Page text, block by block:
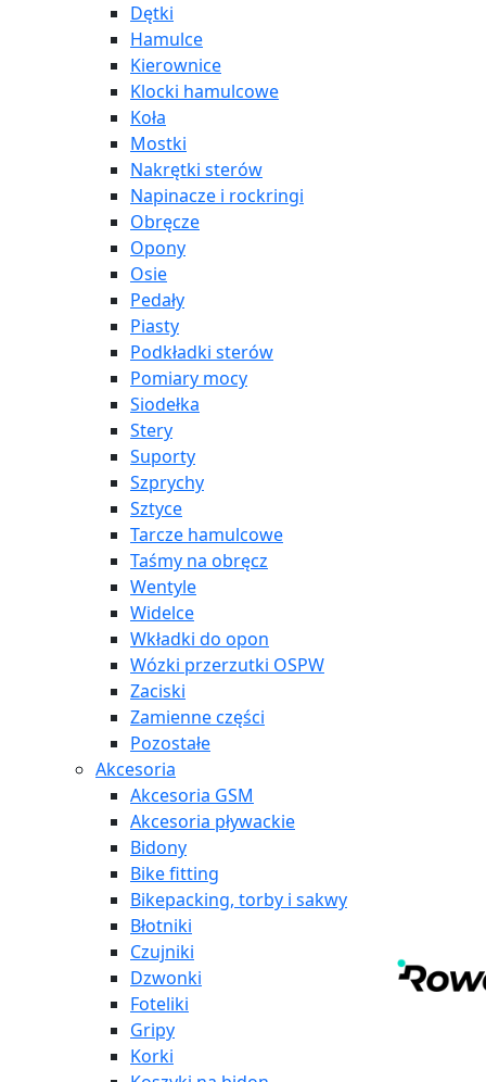
Dętki
Hamulce
Kierownice
Klocki hamulcowe
Koła
Mostki
Nakrętki sterów
Napinacze i rockringi
Obręcze
Opony
Osie
Pedały
Piasty
Podkładki sterów
Pomiary mocy
Siodełka
Stery
Suporty
Szprychy
Sztyce
Tarcze hamulcowe
Taśmy na obręcz
Wentyle
Widelce
Wkładki do opon
Wózki przerzutki OSPW
Zaciski
Zamienne części
Pozostałe
Akcesoria
Akcesoria GSM
Akcesoria pływackie
Bidony
Bike fitting
Bikepacking, torby i sakwy
Błotniki
Czujniki
Dzwonki
Foteliki
Gripy
Korki